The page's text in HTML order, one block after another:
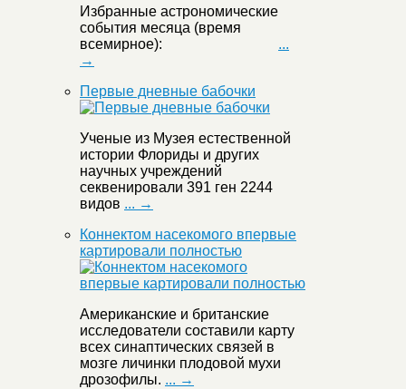
Избранные астрономические
события месяца (время
всемирное): ...
→
Первые дневные бабочки
Ученые из Музея естественной
истории Флориды и других
научных учреждений
секвенировали 391 ген 2244
видов ... →
Коннектом насекомого впервые
картировали полностью
Американские и британские
исследователи составили карту
всех синаптических связей в
мозге личинки плодовой мухи
дрозофилы. ... →